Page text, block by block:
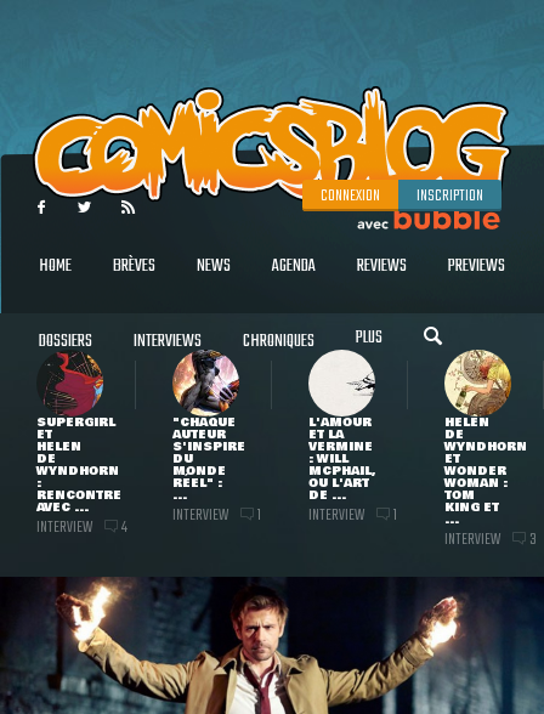
CONNEXION INSCRIPTION
HOME BRÈVES NEWS AGENDA REVIEWS PREVIEWS
DOSSIERS INTERVIEWS CHRONIQUES PLUS
SUPERGIRL
ET
HELEN
DE
WYNDHORN
:
RENCONTRE
AVEC ...
INTERVIEW 4
"CHAQUE
AUTEUR
S'INSPIRE
DU
MONDE
RÉEL" :
...
INTERVIEW 1
L'AMOUR
ET LA
VERMINE
: WILL
MCPHAIL,
OU L'ART
DE ...
INTERVIEW 1
HELEN
DE
WYNDHORN
ET
WONDER
WOMAN :
TOM
KING ET
...
INTERVIEW 3